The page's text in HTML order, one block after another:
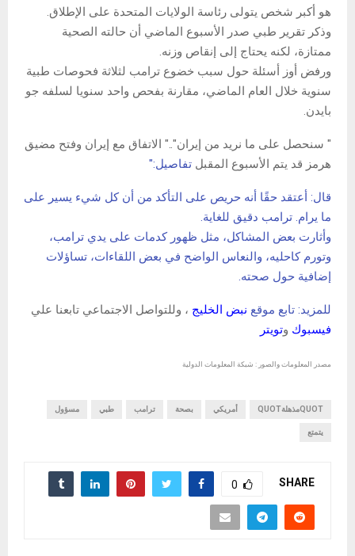
هو أكبر شخص يتولى رئاسة الولايات المتحدة على الإطلاق.
وذكر تقرير طبي صدر الأسبوع الماضي أن حالته الصحية
ممتازة، لكنه يحتاج إلى إنقاص وزنه.
ورفض أوز أسئلة حول سبب خضوع ترامب لثلاثة فحوصات طبية
سنوية خلال العام الماضي، مقارنة بفحص واحد سنويا لسلفه جو
بايدن.
" سنحصل على ما نريد من إيران".." الاتفاق مع إيران وفتح مضيق
هرمز قد يتم الأسبوع المقبل تفاصيل:"
قال: أعتقد حقًا أنه حريص على التأكد من أن كل شيء يسير على
ما يرام. ترامب دقيق للغاية.
وأثارت بعض المشاكل، مثل ظهور كدمات على يدي ترامب،
وتورم كاحليه، والنعاس الواضح في بعض اللقاءات، تساؤلات
إضافية حول صحته.
للمزيد: تابع موقع نبض الخليج ، وللتواصل الاجتماعي تابعنا علي
فيسبوك وتويتر
مصدر المعلومات والصور : شبكة المعلومات الدولية
QUOTمذهلةQUOT أمريكي بصحة ترامب طبي مسؤول
يتمتع
SHARE
0